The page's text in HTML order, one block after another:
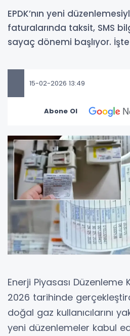
EPDK’nın yeni
faturalarında taksit, SMS
sayaç dönemi başlıyor.
15-02-2026 13:49
Abone Ol
Enerji Piyasası Düzenleme
2026 tarihinde
doğal gaz kullanıcılarını
yeni düzenlemeler kabul